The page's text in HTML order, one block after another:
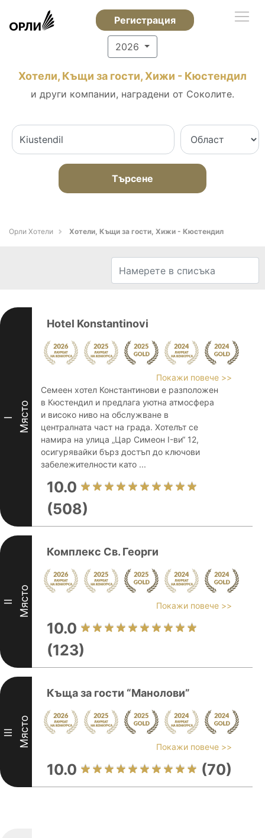
Регистрация
2026
Хотели, Къщи за гости, Хижи - Кюстендил
и други компании, наградени от Соколите.
Търсене
Орли Хотели Хотели, Къщи за гости, Хижи - Кюстендил
I Място
Hotel Konstantinovi
Покажи повече >>
Семеен хотел Константинови е разположен
в Кюстендил и предлага уютна атмосфера
и високо ниво на обслужване в
централната част на града. Хотелът се
намира на улица „Цар Симеон I-ви“ 12,
осигурявайки бърз достъп до ключови
забележителности като ...
10.0
(508)
II Място
Комплекс Св. Георги
Покажи повече >>
10.0
(123)
III Място
Къща за гости “Манолови”
Покажи повече >>
10.0 (70)